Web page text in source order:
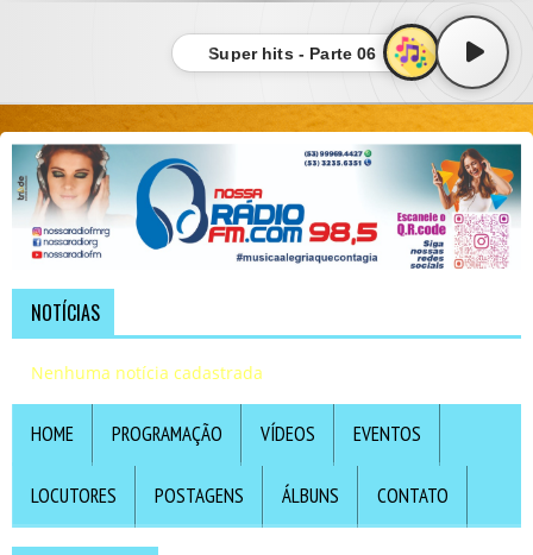
Super hits - Parte 06
NOTÍCIAS
Nenhuma notícia cadastrada
HOME PROGRAMAÇÃO VÍDEOS EVENTOS
LOCUTORES POSTAGENS ÁLBUNS CONTATO